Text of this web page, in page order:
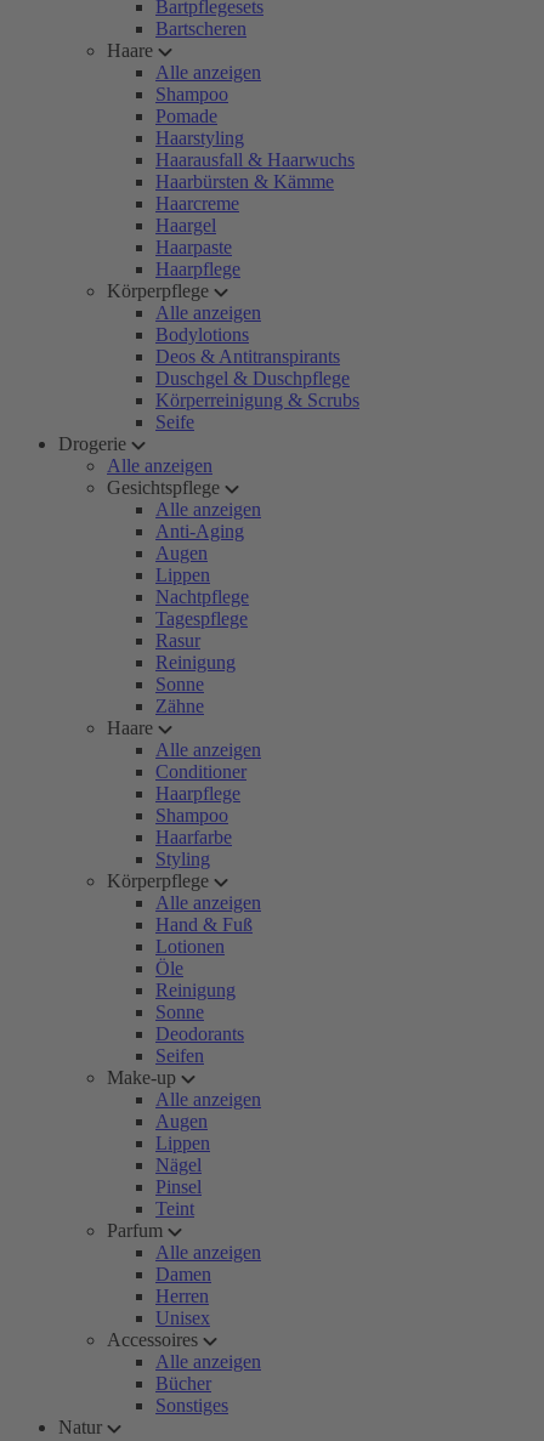
Bartpflegesets
Bartscheren
Haare
Alle anzeigen
Shampoo
Pomade
Haarstyling
Haarausfall & Haarwuchs
Haarbürsten & Kämme
Haarcreme
Haargel
Haarpaste
Haarpflege
Körperpflege
Alle anzeigen
Bodylotions
Deos & Antitranspirants
Duschgel & Duschpflege
Körperreinigung & Scrubs
Seife
Drogerie
Alle anzeigen
Gesichtspflege
Alle anzeigen
Anti-Aging
Augen
Lippen
Nachtpflege
Tagespflege
Rasur
Reinigung
Sonne
Zähne
Haare
Alle anzeigen
Conditioner
Haarpflege
Shampoo
Haarfarbe
Styling
Körperpflege
Alle anzeigen
Hand & Fuß
Lotionen
Öle
Reinigung
Sonne
Deodorants
Seifen
Make-up
Alle anzeigen
Augen
Lippen
Nägel
Pinsel
Teint
Parfum
Alle anzeigen
Damen
Herren
Unisex
Accessoires
Alle anzeigen
Bücher
Sonstiges
Natur